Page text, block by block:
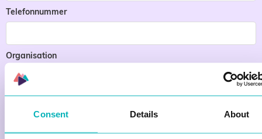
Consent Details About
Telefonnummer
Organisation